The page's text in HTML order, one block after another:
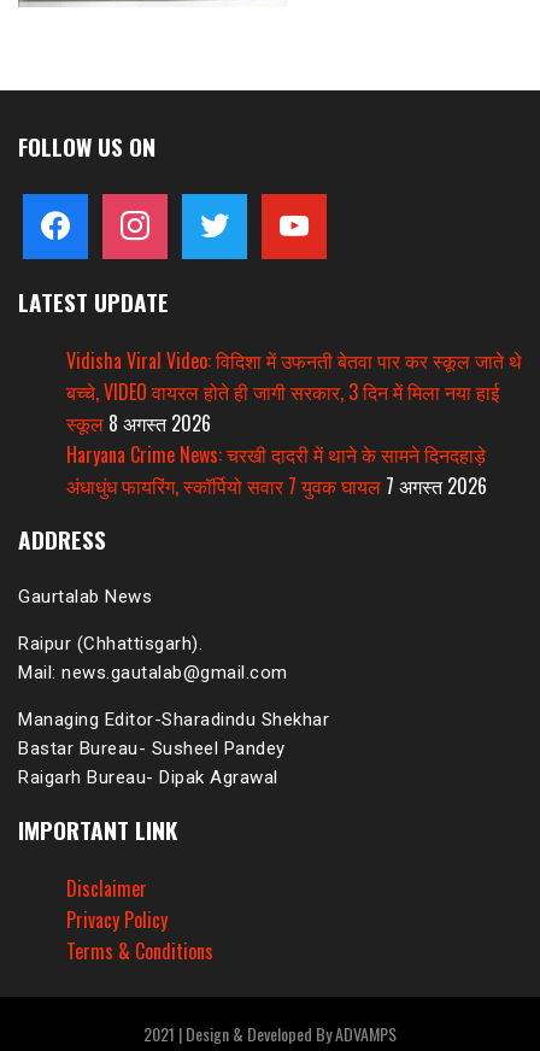
FOLLOW US ON
facebook instagram twitter
LATEST UPDATE
Vidisha Viral Video: विदिशा में उफनती बेतवा पार कर स्कूल जाते थे
बच्चे, VIDEO वायरल होते ही जागी सरकार, 3 दिन में मिला नया हाई
स्कूल 8 अगस्त 2026
Haryana Crime News: चरखी दादरी में थाने के सामने दिनदहाड़े
अंधाधुंध फायरिंग, स्कॉर्पियो सवार 7 युवक घायल 7 अगस्त 2026
ADDRESS
Gaurtalab News
Raipur (Chhattisgarh).
Mail: news.gautalab@gmail.com
Managing Editor-Sharadindu Shekhar
Bastar Bureau- Susheel Pandey
Raigarh Bureau- Dipak Agrawal
IMPORTANT LINK
Disclaimer
Privacy Policy
Terms & Conditions
2021 | Design & Developed By ADVAMPS